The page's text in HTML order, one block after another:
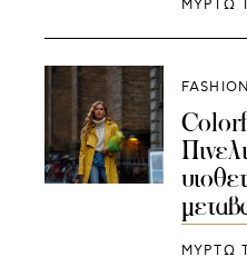
ΜΥΡΤΩ
FASHION
ΜΥΡΤΩ